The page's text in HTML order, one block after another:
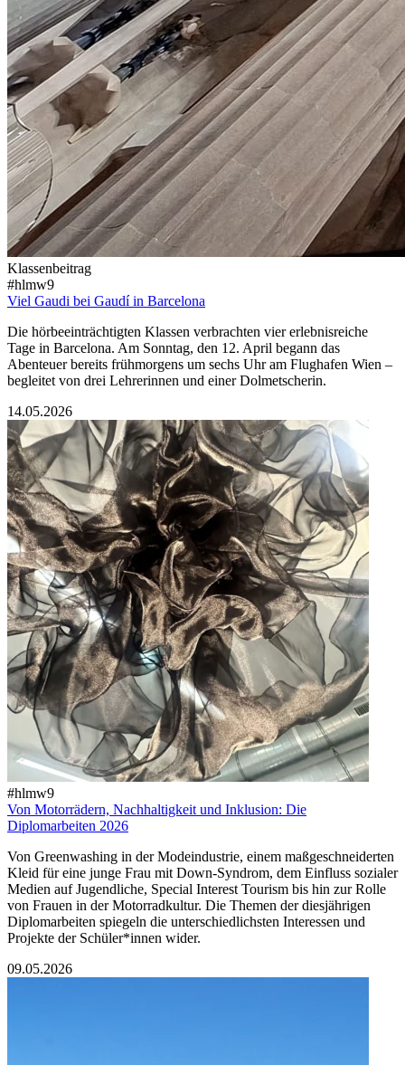
Klassenbeitrag
#hlmw9
Viel Gaudi bei Gaudí in Barcelona
Die hörbeeinträchtigten Klassen verbrachten vier erlebnisreiche
Tage in Barcelona. Am Sonntag, den 12. April begann das
Abenteuer bereits frühmorgens um sechs Uhr am Flughafen Wien –
begleitet von drei Lehrerinnen und einer Dolmetscherin.
14.05.2026
#hlmw9
Von Motorrädern, Nachhaltigkeit und Inklusion: Die
Diplomarbeiten 2026
Von Greenwashing in der Modeindustrie, einem maßgeschneiderten
Kleid für eine junge Frau mit Down-Syndrom, dem Einfluss sozialer
Medien auf Jugendliche, Special Interest Tourism bis hin zur Rolle
von Frauen in der Motorradkultur. Die Themen der diesjährigen
Diplomarbeiten spiegeln die unterschiedlichsten Interessen und
Projekte der Schüler*innen wider.
09.05.2026